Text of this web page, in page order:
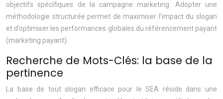
objectifs spécifiques de la campagne marketing. Adopter une
méthodologie structurée permet de maximiser l’impact du slogan
et d’optimiser les performances globales du référencement payant
(marketing payant).
Recherche de Mots-Clés: la base de la
pertinence
La base de tout slogan efficace pour le SEA réside dans une